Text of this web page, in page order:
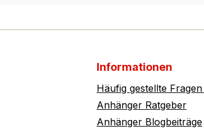
Informationen
Häufig gestellte Fragen
Anhänger Ratgeber
Anhänger Blogbeiträge